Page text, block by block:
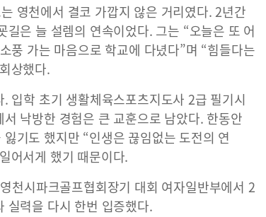
영천에서 결코 가깝지 않은 거리였다. 2년간
은 늘 설렘의 연속이었다. 그는 “오늘은 또 어
풍 가는 마음으로 학교에 다녔다”며 “힘들다는
상했다.
입학 초기 생활체육스포츠지도사 2급 필기시
낙방한 경험은 큰 교훈으로 남았다. 한동안
기도 했지만 “인생은 끊임없는 도전의 연
어서게 했기 때문이다.
천시파크골프협회장기 대회 여자일반부에서 2
실력을 다시 한번 입증했다.